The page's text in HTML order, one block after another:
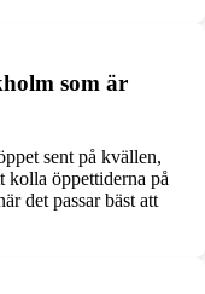
som är
sent på kvällen,
kolla öppettiderna på
det passar bäst att